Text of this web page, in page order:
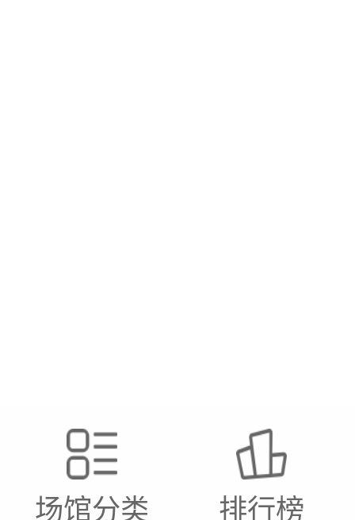
场馆分类 排行榜